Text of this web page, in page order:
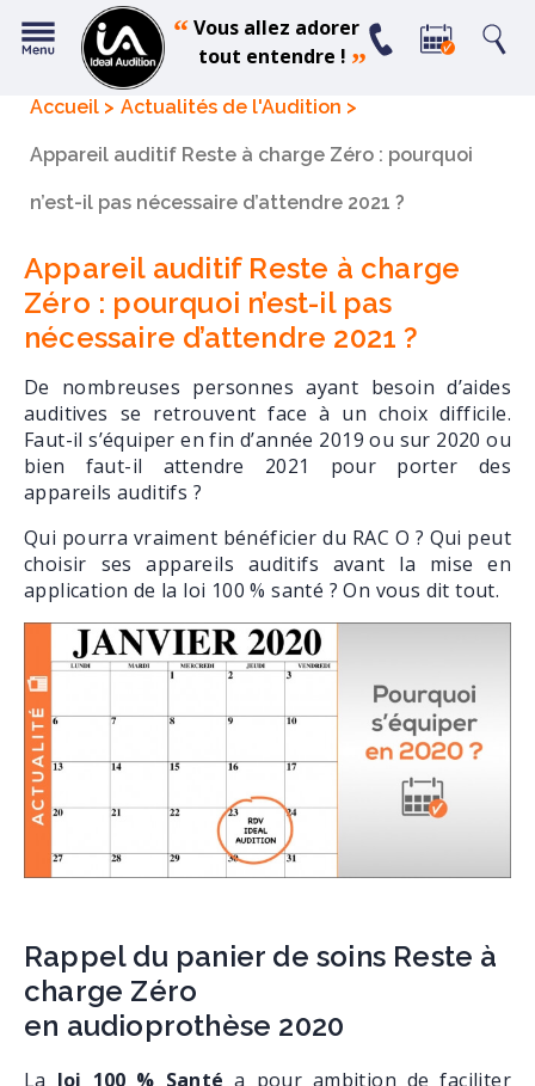
“Vous allez adorer
tout entendre ! ”
Accueil Actualités de l'Audition
Appareil auditif Reste à charge Zéro : pourquoi
n’est-il pas nécessaire d’attendre 2021 ?
Appareil auditif Reste à charge
Zéro : pourquoi n’est-il pas
nécessaire d’attendre 2021 ?
De nombreuses personnes ayant besoin d’aides
auditives se retrouvent face à un choix difficile.
Faut-il s’équiper en fin d’année 2019 ou sur 2020 ou
bien faut-il attendre 2021 pour porter des
appareils auditifs ?
Qui pourra vraiment bénéficier du RAC O ? Qui peut
choisir ses appareils auditifs avant la mise en
application de la loi 100 % santé ? On vous dit tout.
Rappel du panier de soins Reste à
charge Zéro
en audioprothèse 2020
La loi 100 % Santé a pour ambition de faciliter